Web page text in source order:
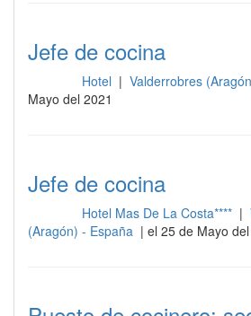
Jefe de cocina
Hotel | Valderrobres
Mayo del 2021
Jefe de cocina
Hotel Mas De La Costa**** |
(Aragón) - España | el 25 de Mayo del